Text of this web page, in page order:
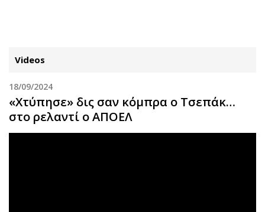
ΚΑΤΗΓΟΡΙΕΣ ΣΥΝΔΕΣΗ
Κύπρος
Videos
18/09/2024
«Χτύπησε» δις σαν κόμπρα ο Τσεπάκ…
στο ρελαντί ο ΑΠΟΕΛ